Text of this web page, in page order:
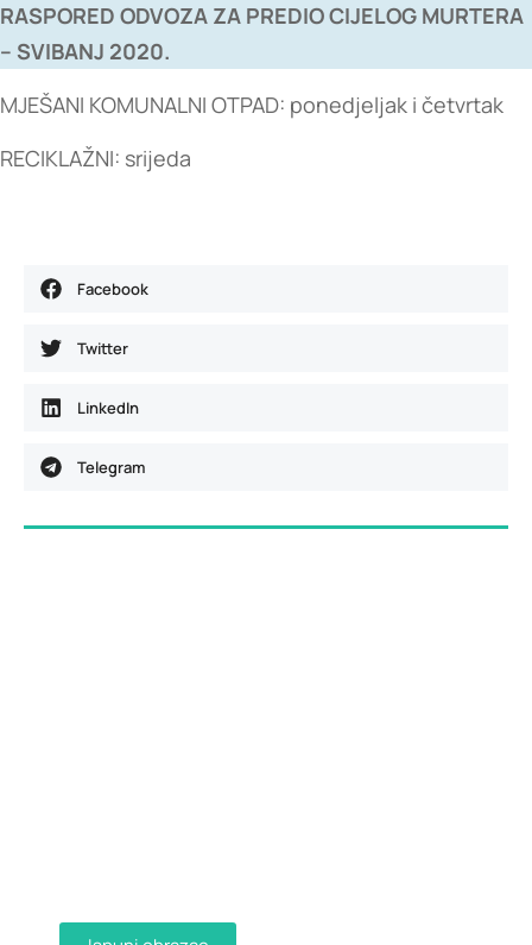
RASPORED ODVOZA ZA PREDIO CIJELOG MURTERA
– SVIBANJ 2020.
MJEŠANI KOMUNALNI OTPAD: ponedjeljak i četvrtak
RECIKLAŽNI: srijeda
Facebook
Twitter
LinkedIn
Telegram